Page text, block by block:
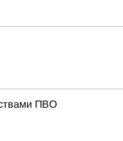
ПВО